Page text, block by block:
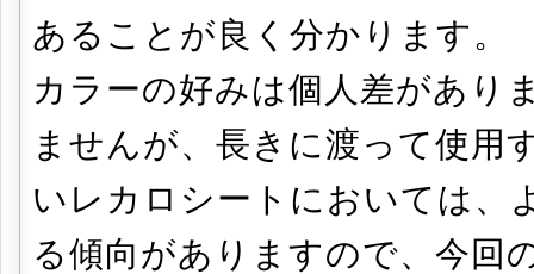
あることが良く分かります。
カラーの好みは個人差があり
ませんが、長きに渡って使用
いレカロシートにおいては、
る傾向がありますので、今回